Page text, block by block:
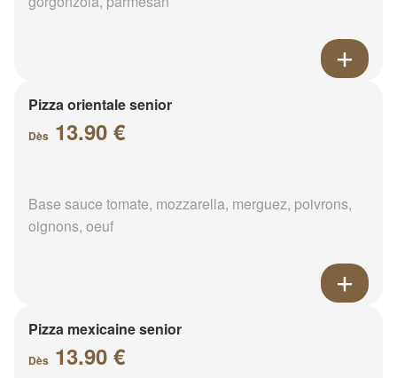
Pizza orientale senior
Dès 13.90 €
Base sauce tomate, mozzarella, merguez, poivrons,
oignons, oeuf
Pizza mexicaine senior
Dès 13.90 €